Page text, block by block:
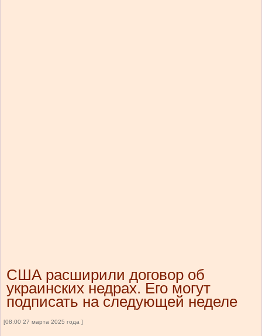
США расширили договор об
украинских недрах. Его могут
подписать на следующей неделе
[08:00 27 марта 2025 года ]